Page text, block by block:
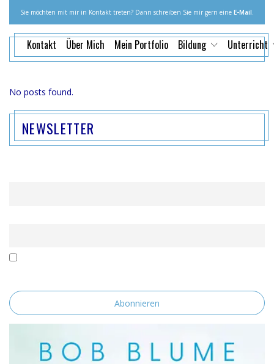
Sie möchten mit mir in Kontakt treten? Dann schreiben Sie mir gern eine E-Mail.
Kontakt Über Mich Mein Portfolio Bildung Unterricht
No posts found.
NEWSLETTER